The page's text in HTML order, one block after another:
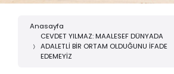
Anasayfa
CEVDET YILMAZ: MAALESEF DÜNYADA
ADALETLİ BİR ORTAM OLDUĞUNU İFADE
EDEMEYİZ